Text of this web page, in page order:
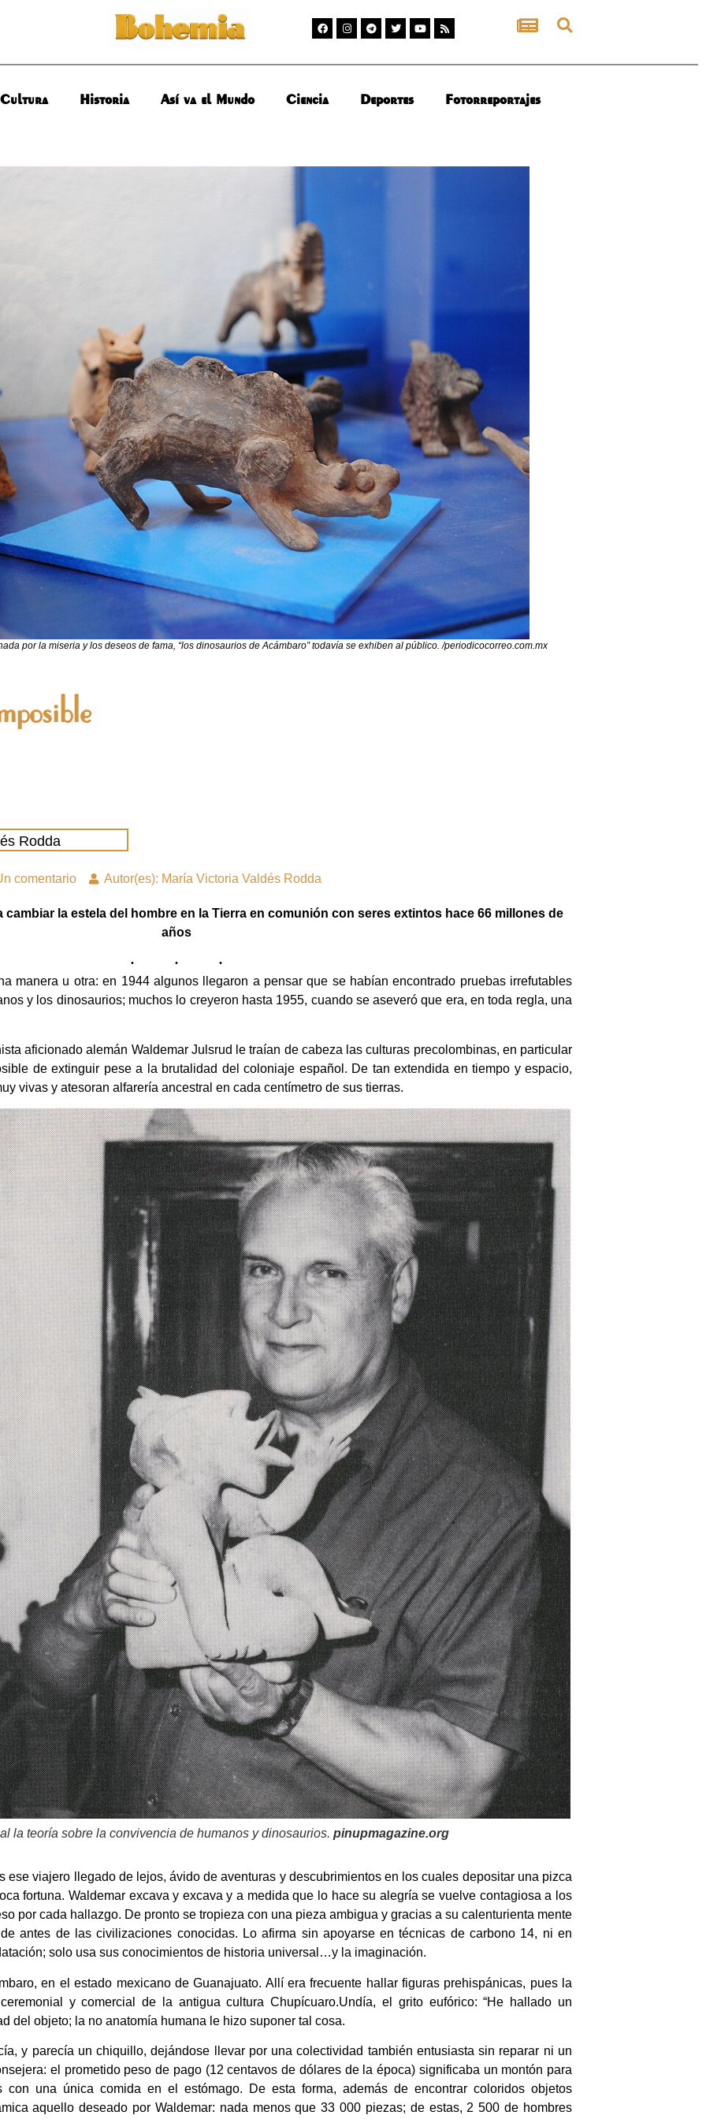
Cultura Historia Así va el Mundo Ciencia Deportes Fotorreportajes
por la miseria y los deseos de fama, “los dinosaurios de Acámbaro” todavía se exhiben al público. /periodicocorreo.com.mx
Rodda
comentario Autor(es): María Victoria Valdés Rodda
la estela del hombre en la Tierra en comunión con seres extintos hace 66 millones de
años
manera u otra: en 1944 algunos llegaron a pensar que se habían encontrado pruebas irrefutables
y los dinosaurios; muchos lo creyeron hasta 1955, cuando se aseveró que era, en toda regla, una
aficionado alemán Waldemar Julsrud le traían de cabeza las culturas precolombinas, en particular
de extinguir pese a la brutalidad del coloniaje español. De tan extendida en tiempo y espacio,
vivas y atesoran alfarería ancestral en cada centímetro de sus tierras.
la teoría sobre la convivencia de humanos y dinosaurios. pinupmagazine.org
ese viajero llegado de lejos, ávido de aventuras y descubrimientos en los cuales depositar una pizca
fortuna. Waldemar excava y excava y a medida que lo hace su alegría se vuelve contagiosa a los
por cada hallazgo. De pronto se tropieza con una pieza ambigua y gracias a su calenturienta mente
antes de las civilizaciones conocidas. Lo afirma sin apoyarse en técnicas de carbono 14, ni en
solo usa sus conocimientos de historia universal…y la imaginación.
en el estado mexicano de Guanajuato. Allí era frecuente hallar figuras prehispánicas, pues la
y comercial de la antigua cultura Chupícuaro.Undía, el grito eufórico: “He hallado un
del objeto; la no anatomía humana le hizo suponer tal cosa.
y parecía un chiquillo, dejándose llevar por una colectividad también entusiasta sin reparar ni un
el prometido peso de pago (12 centavos de dólares de la época) significaba un montón para
una única comida en el estómago. De esta forma, además de encontrar coloridos objetos
aquello deseado por Waldemar: nada menos que 33 000 piezas; de estas, 2 500 de hombres